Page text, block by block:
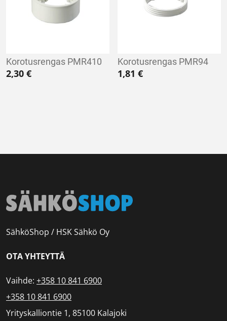
Korotusrengas PMR410
2,30 €
Korotusrengas PMR94
1,81€
SähköShop / HSK Sähkö Oy
OTA YHTEYTTÄ
Vaihde: +358 10 841 6900
+358 10 841 6900
Yrityskalliontie 1, 85100 Kalajoki